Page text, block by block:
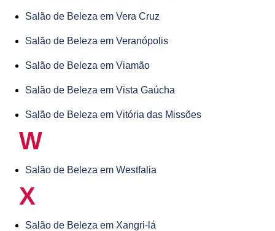
Salão de Beleza em Vera Cruz
Salão de Beleza em Veranópolis
Salão de Beleza em Viamão
Salão de Beleza em Vista Gaúcha
Salão de Beleza em Vitória das Missões
W
Salão de Beleza em Westfalia
X
Salão de Beleza em Xangri-lá